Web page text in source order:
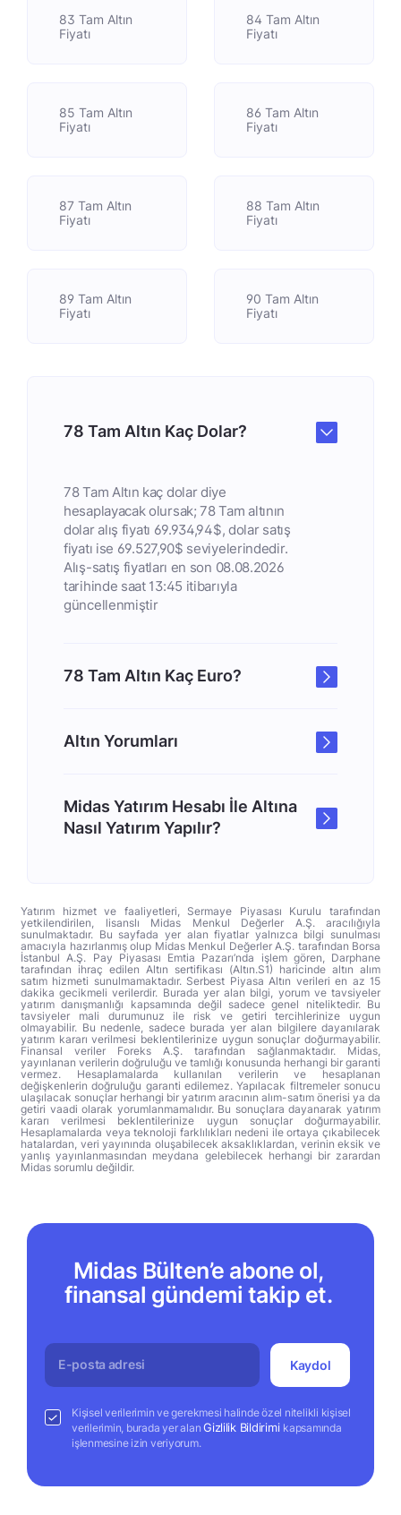
83 Tam Altın
Fiyatı
84 Tam Altın
Fiyatı
85 Tam Altın
Fiyatı
86 Tam Altın
Fiyatı
87 Tam Altın
Fiyatı
88 Tam Altın
Fiyatı
89 Tam Altın
Fiyatı
90 Tam Altın
Fiyatı
78 Tam Altın Kaç Dolar?
78 Tam Altın kaç dolar diye
hesaplayacak olursak; 78 Tam altının
dolar alış fiyatı 69.934,94$, dolar satış
fiyatı ise 69.527,90$ seviyelerindedir.
Alış-satış fiyatları en son 08.08.2026
tarihinde saat 13:45 itibarıyla
güncellenmiştir
78 Tam Altın Kaç Euro?
Altın Yorumları
Midas Yatırım Hesabı İle Altına
Nasıl Yatırım Yapılır?
Yatırım hizmet ve faaliyetleri, Sermaye Piyasası Kurulu tarafından
yetkilendirilen, lisanslı Midas Menkul Değerler A.Ş. aracılığıyla
sunulmaktadır. Bu sayfada yer alan fiyatlar yalnızca bilgi sunulması
amacıyla hazırlanmış olup Midas Menkul Değerler A.Ş. tarafından Borsa
İstanbul A.Ş. Pay Piyasası Emtia Pazarı’nda işlem gören, Darphane
tarafından ihraç edilen Altın sertifikası (Altın.S1) haricinde altın alım
satım hizmeti sunulmamaktadır. Serbest Piyasa Altın verileri en az 15
dakika gecikmeli verilerdir. Burada yer alan bilgi, yorum ve tavsiyeler
yatırım danışmanlığı kapsamında değil sadece genel niteliktedir. Bu
tavsiyeler mali durumunuz ile risk ve getiri tercihlerinize uygun
olmayabilir. Bu nedenle, sadece burada yer alan bilgilere dayanılarak
yatırım kararı verilmesi beklentilerinize uygun sonuçlar doğurmayabilir.
Finansal veriler Foreks A.Ş. tarafından sağlanmaktadır. Midas,
yayınlanan verilerin doğruluğu ve tamlığı konusunda herhangi bir garanti
vermez. Hesaplamalarda kullanılan verilerin ve hesaplanan
değişkenlerin doğruluğu garanti edilemez. Yapılacak filtremeler sonucu
ulaşılacak sonuçlar herhangi bir yatırım aracının alım-satım önerisi ya da
getiri vaadi olarak yorumlanmamalıdır. Bu sonuçlara dayanarak yatırım
kararı verilmesi beklentilerinize uygun sonuçlar doğurmayabilir.
Hesaplamalarda veya teknoloji farklılıkları nedeni ile ortaya çıkabilecek
hatalardan, veri yayınında oluşabilecek aksaklıklardan, verinin eksik ve
yanlış yayınlanmasından meydana gelebilecek herhangi bir zarardan
Midas sorumlu değildir.
Midas Bülten’e abone ol,
finansal gündemi takip et.
Kaydol
Kişisel verilerimin ve gerekmesi halinde özel nitelikli kişisel
verilerimin, burada yer alanGizlilik Bildirimi kapsamında
işlenmesine izin veriyorum.